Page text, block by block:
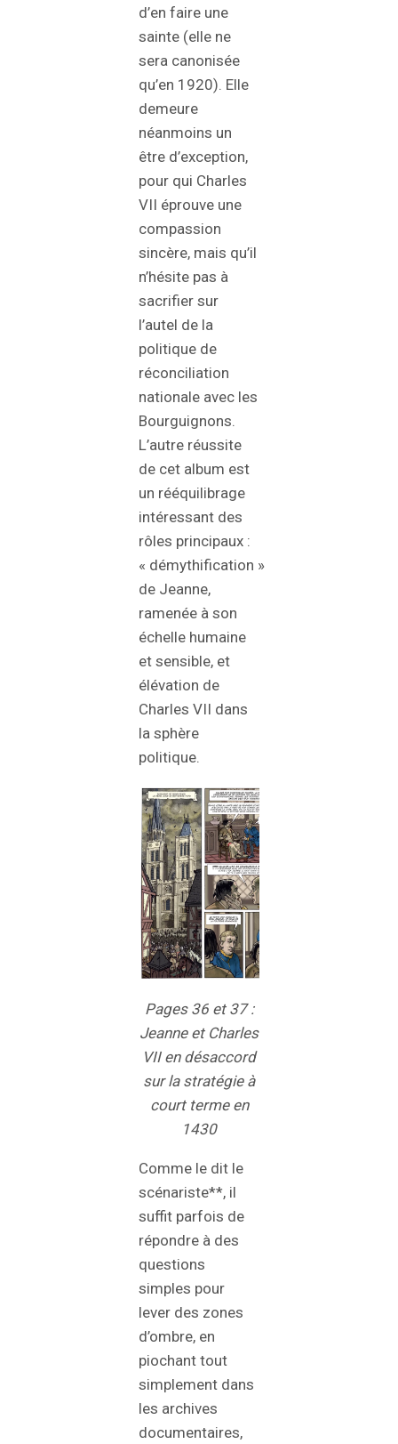
d’en faire une
sainte (elle ne
sera canonisée
qu’en 1920). Elle
demeure
néanmoins un
être d’exception,
pour qui Charles
VII éprouve une
compassion
sincère, mais qu’il
n’hésite pas à
sacrifier sur
l’autel de la
politique de
réconciliation
nationale avec les
Bourguignons.
L’autre réussite
de cet album est
un rééquilibrage
intéressant des
rôles principaux :
« démythification »
de Jeanne,
ramenée à son
échelle humaine
et sensible, et
élévation de
Charles VII dans
la sphère
politique.
Pages 36 et 37 :
Jeanne et Charles
VII en désaccord
sur la stratégie à
court terme en
1430
Comme le dit le
scénariste**, il
suffit parfois de
répondre à des
questions
simples pour
lever des zones
d’ombre, en
piochant tout
simplement dans
les archives
documentaires,